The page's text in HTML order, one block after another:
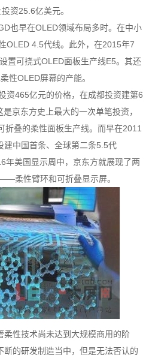
资25.6亿美元。
也早在OLED领域布局多时。在中小
OLED 4.5代线。此外，在2015年7
置可挠式OLED面板生产线E5。其还
性OLED屏幕的产能。
资465亿元的价格，在成都投资建第6
京东方史上最大的一次单笔投资，
折叠的柔性面板生产线。而早在2011
建中国首条、全球第二条5.5代
年美国显示周中，京东方就展现了两
柔性臂环和可折叠显示屏。
性技术尚未达到大规模商用的阶
的研发制造当中，但是无法否认的